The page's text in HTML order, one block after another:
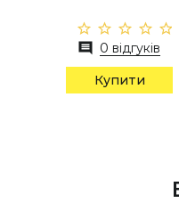
0 відгуків
Купити